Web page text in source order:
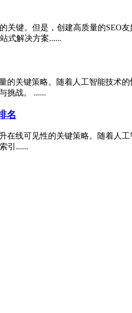
键。但是，创建高质量的SEO
式解决方案......
关键策略。随着人工智能技术
挑战。 ......
名
线可见性的关键策略。随着人
引......